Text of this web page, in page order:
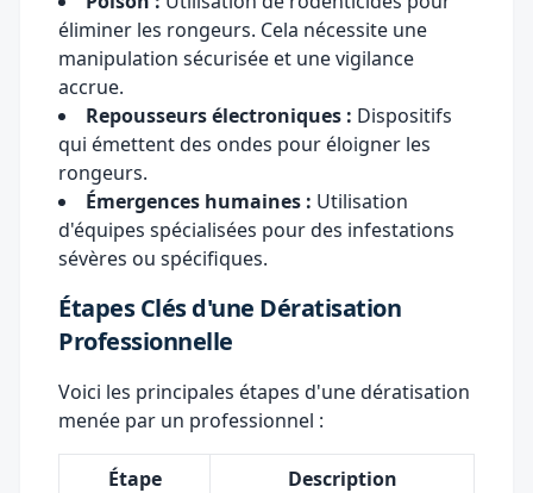
éliminer les rongeurs. Cela nécessite une
manipulation sécurisée et une vigilance
accrue.
Repousseurs électroniques : Dispositifs
qui émettent des ondes pour éloigner les
rongeurs.
Émergences humaines : Utilisation
d'équipes spécialisées pour des infestations
sévères ou spécifiques.
Étapes Clés d'une Dératisation
Professionnelle
Voici les principales étapes d'une dératisation
menée par un professionnel :
Étape Description